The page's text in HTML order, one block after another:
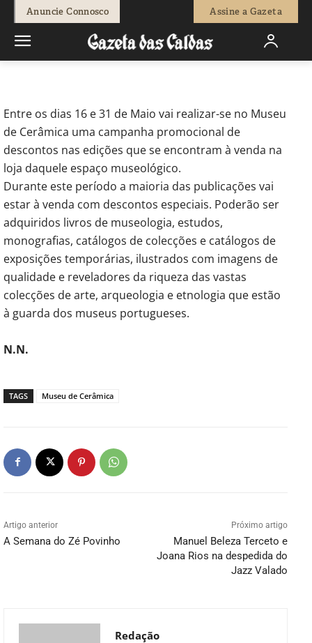
Anuncie Connosco Assine a Gazeta
Redação - 11 de Maio, 2012 0
Entre os dias 16 e 31 de Maio vai realizar-se no Museu
de Cerâmica uma campanha promocional de
descontos nas edições que se encontram à venda na
loja daquele espaço museológico.
Durante este período a maioria das publicações vai
estar à venda com descontos especiais. Poderão ser
adquiridos livros de museologia, estudos,
monografias, catálogos de colecções e catálogos de
exposições temporárias, ilustrados com imagens de
qualidade e reveladores da riqueza das vastas
colecções de arte, arqueologia e etnologia que estão
à guarda dos museus portugueses.
N.N.
TAGS Museu de Cerâmica
Artigo anterior
A Semana do Zé Povinho
Próximo artigo
Manuel Beleza Terceto e
Joana Rios na despedida do
Jazz Valado
Redação